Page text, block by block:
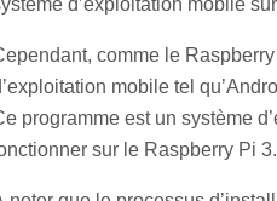
comme le
mobile tel
programme est un système
sur le Raspberry Pi 3.